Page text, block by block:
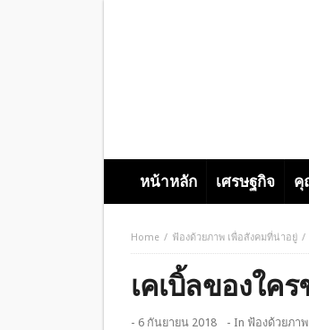
หน้าหลัก เศรษฐกิจ คุ
Home ฟ้องด้วยภาพ เพื่อสังคมที่น่าอยู่
เคเบิ้ลของใค
- 6 กันยายน 2018 - In ฟ้องด้วยภา